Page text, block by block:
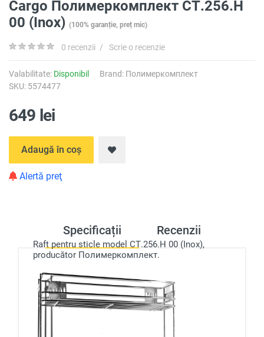
Cargo Полимеркомплект СТ.256.Н
00 (Inox) (100% garanție, preț mic)
0 recenzii / Scrie o recenzie
Valabilitate: Disponibil Brand: Полимеркомплект
SKU: 5574477
649 lei
Adaugă în coș
Alertă preţ
Specificații Recenzii
Raft pentru sticle model СТ.256.Н 00 (Inox),
producător Полимеркомплект.